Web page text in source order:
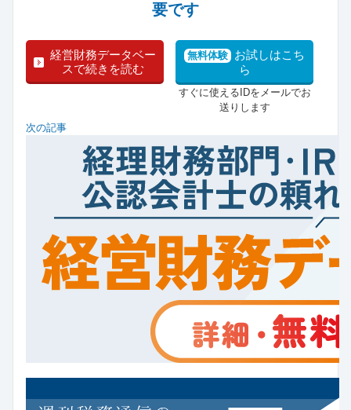
要です
経営財務データベー
スで続きを読む
無料体験 お試しはこち
ら
すぐに使えるIDをメールでお
送りします
次の記事